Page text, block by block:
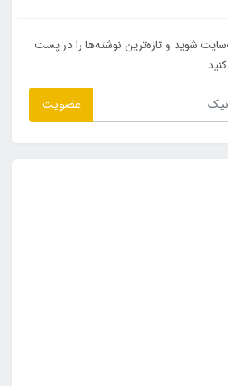
شوید و تازه‌ترین نوشته‌ها را در پست
عضویت